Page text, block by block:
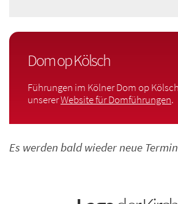
Es werden bald wieder neue
Dom op Kölsch
Führungen im Kölner Dom op
unsererWebsite für Domführungen.